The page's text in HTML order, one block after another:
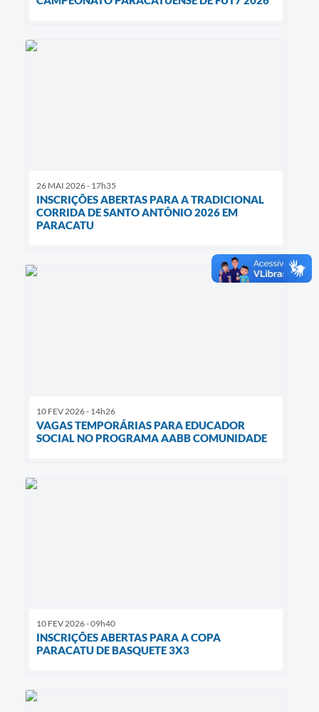
26 MAI 2026 - 17h35
INSCRIÇÕES ABERTAS PARA A TRADICIONAL
CORRIDA DE SANTO ANTÔNIO 2026 EM
PARACATU
10 FEV 2026 - 14h26
VAGAS TEMPORÁRIAS PARA EDUCADOR
SOCIAL NO PROGRAMA AABB COMUNIDADE
10 FEV 2026 - 09h40
INSCRIÇÕES ABERTAS PARA A COPA
PARACATU DE BASQUETE 3X3